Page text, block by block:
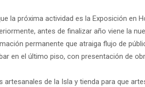
la próxima actividad es la Exposición en
antes de finalizar año viene la
permanente que atraiga flujo de
en el último piso, con presentación de
artesanales de la Isla y tienda para que